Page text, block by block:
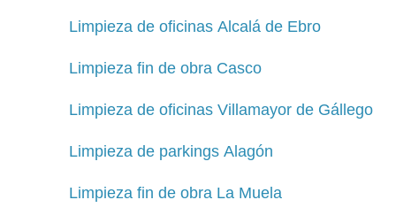
Limpieza de oficinas Alcalá de Ebro
Limpieza fin de obra Casco
Limpieza de oficinas Villamayor de Gállego
Limpieza de parkings Alagón
Limpieza fin de obra La Muela